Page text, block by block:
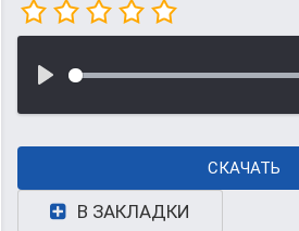
СКАЧАТЬ
В ЗАКЛАДКИ